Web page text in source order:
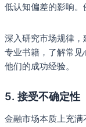
低认知偏差的影响。
深入研究市场规律
专业书籍，了解常
他们的成功经验。
5. 接受不确定性
金融市场本质上充